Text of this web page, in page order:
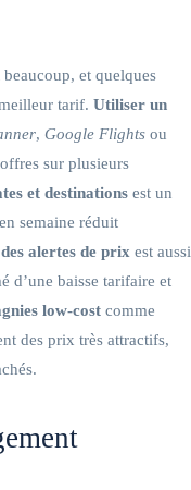
et quelques
tarif. Utiliser un
, Google Flights ou
sur plusieurs
et destinations est un
semaine réduit
alertes de prix est aussi
d’une baisse tarifaire et
low-cost comme
des prix très attractifs,